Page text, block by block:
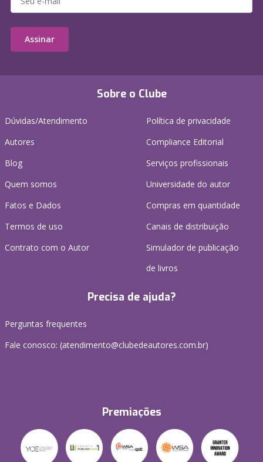
Sobre o Clube
Dúvidas/Atendimento
Autores
Blog
Quem somos
Fatos e Dados
Termos de uso
Contrato com o Autor
Política de privacidade
Compliance Editorial
Serviços profissionais
Universidade do autor
Compras em quantidade
Canais de distribuição
Simulador de publicação
de livros
Precisa de ajuda?
Perguntas frequentes
Fale conosco: (atendimento@clubedeautores.com.br)
Premiações
Assinar